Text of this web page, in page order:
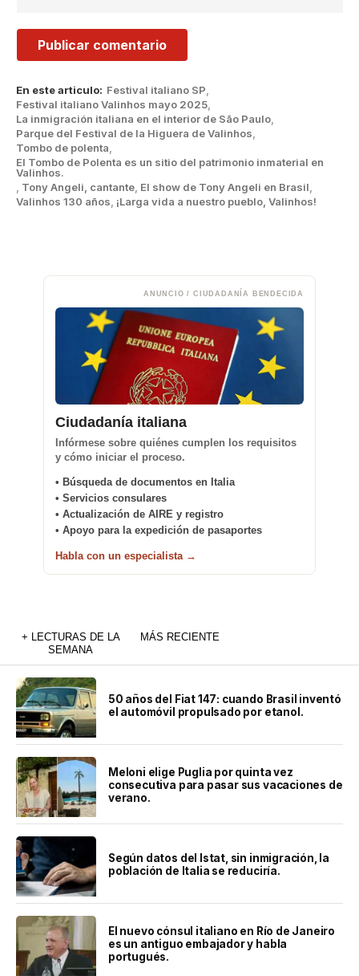
En este articulo: Festival italiano SP
Festival italiano Valinhos mayo 2025
La inmigración italiana en el interior de São Paulo
Parque del Festival de la Higuera de Valinhos
Tombo de polenta
El Tombo de Polenta es un sitio del patrimonio inmaterial en
Valinhos.
Tony Angeli, cantante El show de Tony Angeli en Brasil
Valinhos 130 años ¡Larga vida a nuestro pueblo, Valinhos!
ANUNCIO / CIUDADANÍA BENDECIDA
Ciudadanía italiana
Infórmese sobre quiénes cumplen los requisitos
y cómo iniciar el proceso.
• Búsqueda de documentos en Italia
• Servicios consulares
• Actualización de AIRE y registro
• Apoyo para la expedición de pasaportes
Habla con un especialista →
+ LECTURAS DE LA
SEMANA
MÁS RECIENTE
50 años del Fiat 147: cuando Brasil inventó
el automóvil propulsado por etanol.
Meloni elige Puglia por quinta vez
consecutiva para pasar sus vacaciones de
verano.
Según datos del Istat, sin inmigración, la
población de Italia se reduciría.
El nuevo cónsul italiano en Río de Janeiro
es un antiguo embajador y habla
portugués.